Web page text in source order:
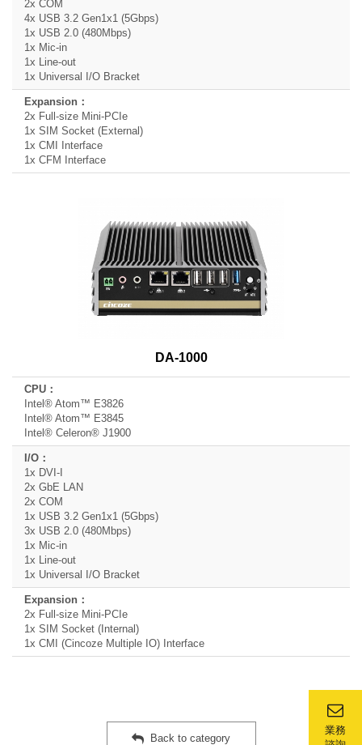
業務
2x COM
4x USB 3.2 Gen1x1 (5Gbps)
1x USB 2.0 (480Mbps)
1x Mic-in
1x Line-out
1x Universal I/O Bracket
2x Full-size Mini-PCIe
1x SIM Socket (External)
1x CMI Interface
1x CFM Interface
DA-1000
Intel® Atom™ E3826
Intel® Atom™ E3845
Intel® Celeron® J1900
1x DVI-I
2x GbE LAN
2x COM
1x USB 3.2 Gen1x1 (5Gbps)
3x USB 2.0 (480Mbps)
1x Mic-in
1x Line-out
1x Universal I/O Bracket
2x Full-size Mini-PCIe
1x SIM Socket (Internal)
1x CMI (Cincoze Multiple IO) Interface
Back to category